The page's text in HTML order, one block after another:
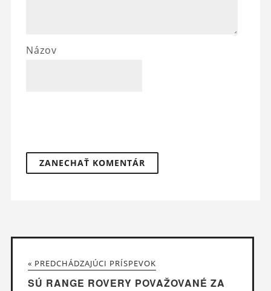
Názov
« PREDCHÁDZAJÚCI PRÍSPEVOK
SÚ RANGE ROVERY POVAŽOVANÉ ZA